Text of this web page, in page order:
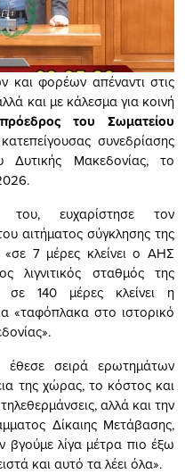
και φορέων απέναντι στις
και με κάλεσμα για κοινή
του Σωματείου
συνεδρίασης
Δυτικής Μακεδονίας, το
του, ευχαρίστησε τον
αιτήματος σύγκλησης της
7 μέρες κλείνει ο ΑΗΣ
λιγνιτικός σταθμός της
σε 140 μέρες κλείνει η
«ταφόπλακα στο ιστορικό
σειρά ερωτημάτων
της χώρας, το κόστος και
αλλά και την
Δίκαιης Μετάβασης,
βγούμε λίγα μέτρα πιο έξω
και αυτό τα λέει όλα».